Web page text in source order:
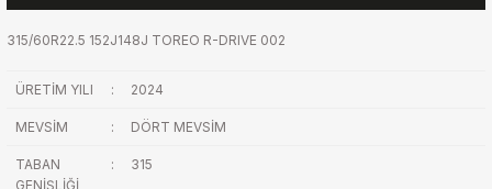
315/60R22.5 152J148J TOREO R-DRIVE 002
ÜRETİM YILI : 2024
MEVSİM : DÖRT MEVSİM
TABAN
GENİŞLİĞİ
: 315